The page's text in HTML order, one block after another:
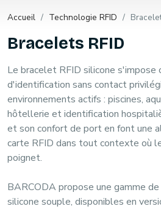
Accueil Technologie RFID
Bracelets RFID
Le bracelet RFID silicone s'impose
d'identification sans contact
environnements actifs : piscines,
hôtellerie et identification
et son confort de port en font une
carte RFID dans tout contexte où
poignet.
BARCODA propose une gamme
silicone souple, disponibles en